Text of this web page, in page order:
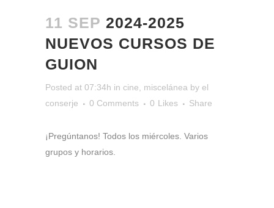
11 SEP 2024-2025
NUEVOS CURSOS DE
GUION
Posted at 07:34h in cine miscelánea by el
conserje
0 Comments 0 Likes Share
¡Pregúntanos! Todos los miércoles. Varios
grupos y horarios.